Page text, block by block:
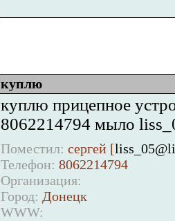
куплю
куплю прицепное
8062214794 мыло
Поместил: сергей [
Телефон: 8062214794
Организация:
Город: Донецк
WWW: